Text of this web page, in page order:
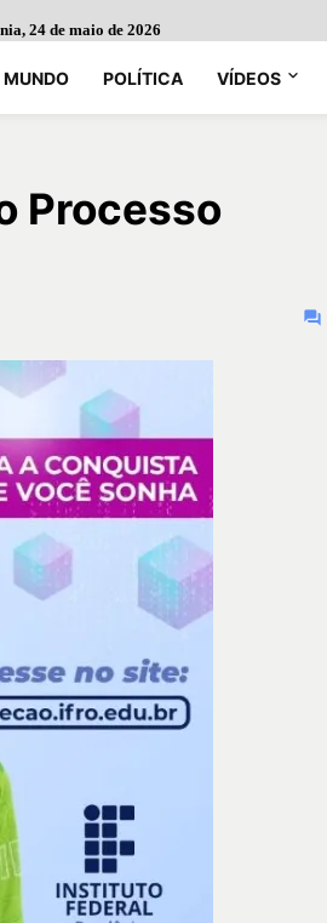
24 de maio de 2026
MUNDO POLÍTICA VÍDEOS
Processo